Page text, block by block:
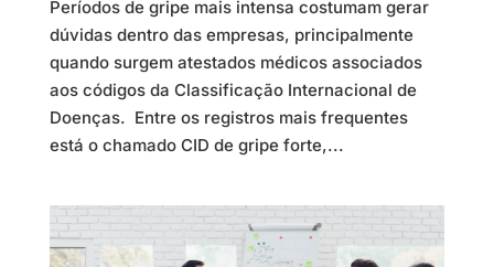
Períodos de gripe mais intensa costumam gerar
dúvidas dentro das empresas, principalmente
quando surgem atestados médicos associados
aos códigos da Classificação Internacional de
Doenças. Entre os registros mais frequentes
está o chamado CID de gripe forte,...